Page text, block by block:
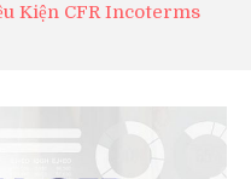
Kiện CFR Incoterms